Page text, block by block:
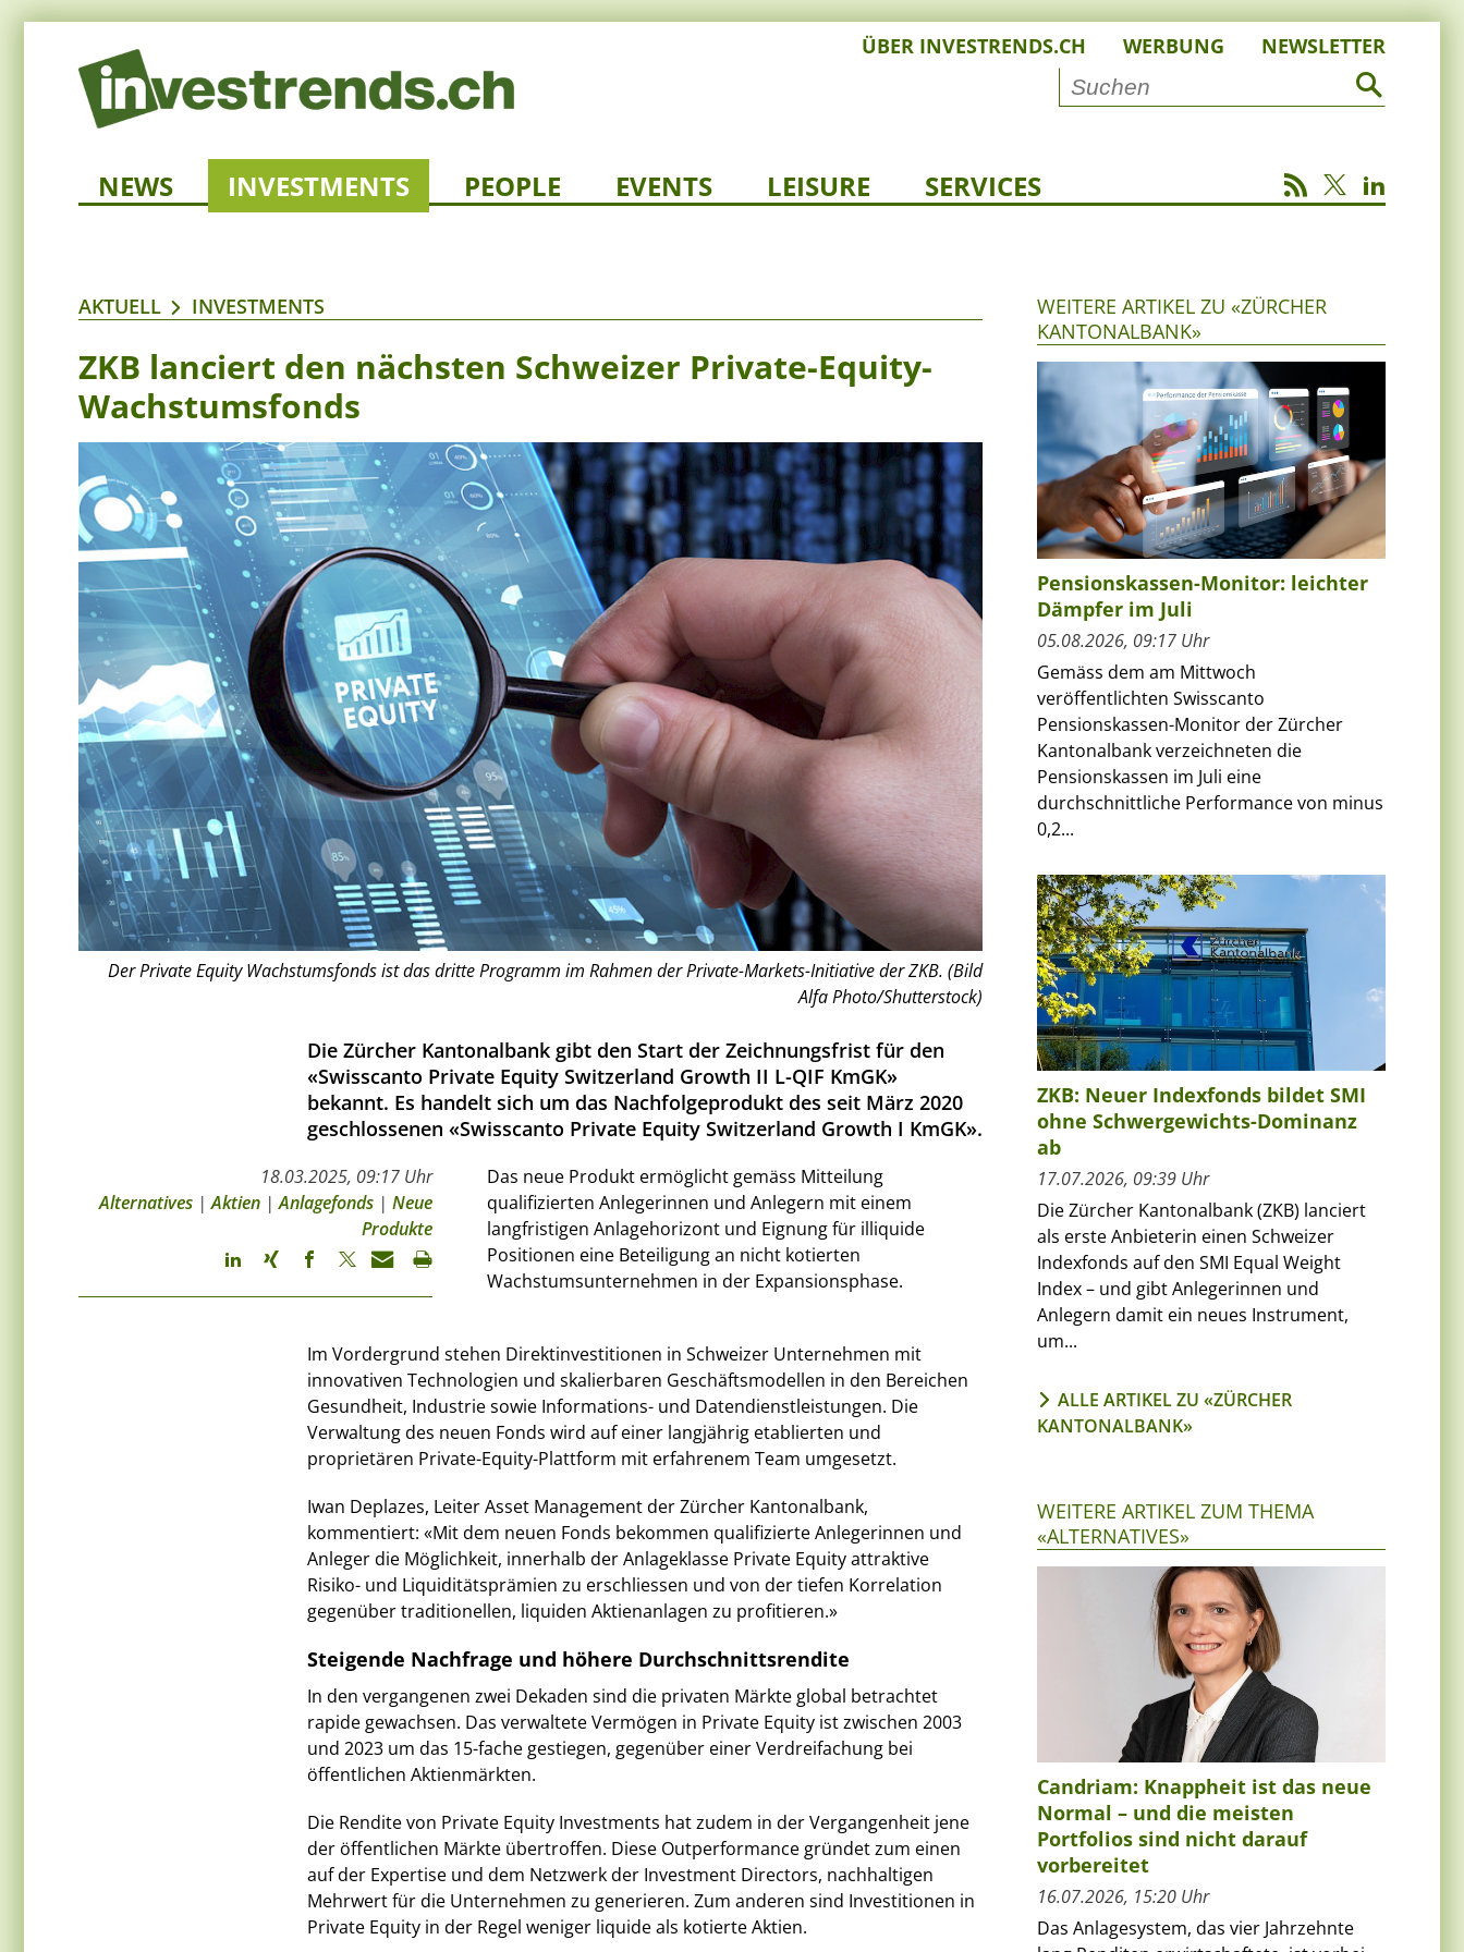
ÜBER INVESTRENDS.CH WERBUNG NEWSLETTER
NEWS INVESTMENTS PEOPLE EVENTS LEISURE SERVICES
AKTUELL INVESTMENTS
ZKB lanciert den nächsten Schweizer Private-Equity-
Wachstumsfonds
Der Private Equity Wachstumsfonds ist das dritte Programm im Rahmen der Private-Markets-Initiative der ZKB. (Bild
Alfa Photo/Shutterstock)
Die Zürcher Kantonalbank gibt den Start der Zeichnungsfrist für den
«Swisscanto Private Equity Switzerland Growth II L-QIF KmGK»
bekannt. Es handelt sich um das Nachfolgeprodukt des seit März 2020
geschlossenen «Swisscanto Private Equity Switzerland Growth I KmGK».
18.03.2025, 09:17 Uhr
Alternatives |Aktien |Anlagefonds | Neue
Produkte
Das neue Produkt ermöglicht gemäss Mitteilung
qualifizierten Anlegerinnen und Anlegern mit einem
langfristigen Anlagehorizont und Eignung für illiquide
Positionen eine Beteiligung an nicht kotierten
Wachstumsunternehmen in der Expansionsphase.
Im Vordergrund stehen Direktinvestitionen in Schweizer Unternehmen mit
innovativen Technologien und skalierbaren Geschäftsmodellen in den Bereichen
Gesundheit, Industrie sowie Informations- und Datendienstleistungen. Die
Verwaltung des neuen Fonds wird auf einer langjährig etablierten und
proprietären Private-Equity-Plattform mit erfahrenem Team umgesetzt.
Iwan Deplazes, Leiter Asset Management der Zürcher Kantonalbank,
kommentiert: «Mit dem neuen Fonds bekommen qualifizierte Anlegerinnen und
Anleger die Möglichkeit, innerhalb der Anlageklasse Private Equity attraktive
Risiko- und Liquiditätsprämien zu erschliessen und von der tiefen Korrelation
gegenüber traditionellen, liquiden Aktienanlagen zu profitieren.»
Steigende Nachfrage und höhere Durchschnittsrendite
In den vergangenen zwei Dekaden sind die privaten Märkte global betrachtet
rapide gewachsen. Das verwaltete Vermögen in Private Equity ist zwischen 2003
und 2023 um das 15-fache gestiegen, gegenüber einer Verdreifachung bei
öffentlichen Aktienmärkten.
Die Rendite von Private Equity Investments hat zudem in der Vergangenheit jene
der öffentlichen Märkte übertroffen. Diese Outperformance gründet zum einen
auf der Expertise und dem Netzwerk der Investment Directors, nachhaltigen
Mehrwert für die Unternehmen zu generieren. Zum anderen sind Investitionen in
Private Equity in der Regel weniger liquide als kotierte Aktien.
WEITERE ARTIKEL ZU «ZÜRCHER
KANTONALBANK»
Pensionskassen-Monitor: leichter
Dämpfer im Juli
05.08.2026, 09:17 Uhr
Gemäss dem am Mittwoch
veröffentlichten Swisscanto
Pensionskassen-Monitor der Zürcher
Kantonalbank verzeichneten die
Pensionskassen im Juli eine
durchschnittliche Performance von minus
0,2...
ZKB: Neuer Indexfonds bildet SMI
ohne Schwergewichts-Dominanz
ab
17.07.2026, 09:39 Uhr
Die Zürcher Kantonalbank (ZKB) lanciert
als erste Anbieterin einen Schweizer
Indexfonds auf den SMI Equal Weight
Index – und gibt Anlegerinnen und
Anlegern damit ein neues Instrument,
um...
ALLE ARTIKEL ZU «ZÜRCHER
KANTONALBANK»
WEITERE ARTIKEL ZUM THEMA
«ALTERNATIVES»
Candriam: Knappheit ist das neue
Normal – und die meisten
Portfolios sind nicht darauf
vorbereitet
16.07.2026, 15:20 Uhr
Das Anlagesystem, das vier Jahrzehnte